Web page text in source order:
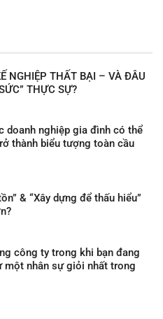
NGHIỆP THẤT BẠI – VÀ ĐÂU
THỰC SỰ?
doanh nghiệp gia đình có thể
thành biểu tượng toàn cầu
& “Xây dựng để thấu hiểu”
công ty trong khi bạn đang
một nhân sự giỏi nhất trong